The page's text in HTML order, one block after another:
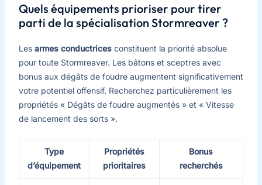
Quels équipements prioriser pour tirer
parti de la spécialisation Stormreaver ?
Les armes conductricesconstituent la priorité absolue
pour toute Stormreaver. Les bâtons et sceptres avec
bonus aux dégâts de foudre augmentent significativement
votre potentiel offensif. Recherchez particulièrement les
propriétés « Dégâts de foudre augmentés » et « Vitesse
de lancement des sorts ».
Type
d’équipement
Propriétés
prioritaires
Bonus
recherchés